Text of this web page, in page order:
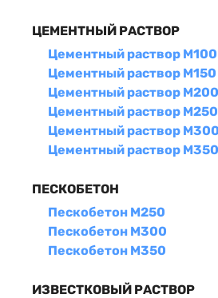
ЦЕМЕНТНЫЙ РАСТВОР
Цементный раствор М100
Цементный раствор М150
Цементный раствор М200
Цементный раствор М250
Цементный раствор М300
Цементный раствор М350
ПЕСКОБЕТОН
Пескобетон М250
Пескобетон М300
Пескобетон М350
ИЗВЕСТКОВЫЙ РАСТВОР